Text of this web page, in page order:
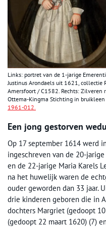
Links: portret van de 1-jarige
Justinus Arondaels uit 1621, collectie
Amersfoort / C1582. Rechts:
Ottema-Kingma Stichting in
1961-012.
Een jong gestorven
Op 17 september 1614 werd
ingeschreven van de 20-
en de 22-jarige Maria Karels
na het huwelijk waren de
ouder geworden dan 33 jaar.
drie kinderen geboren die in
dochters Margriet (gedoopt
(gedoopt 22 maart 1620) (7)